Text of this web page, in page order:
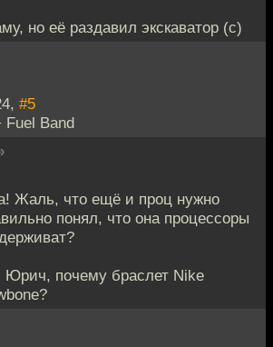
но её раздавил экскаватор (с)
#5
Band
Жаль, что ещё и проц нужно
понял, что она процессоры
Юрич, почему браслет Nike